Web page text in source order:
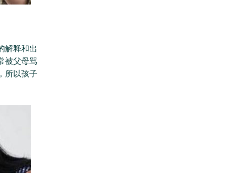
解释和出
被父母骂
所以孩子